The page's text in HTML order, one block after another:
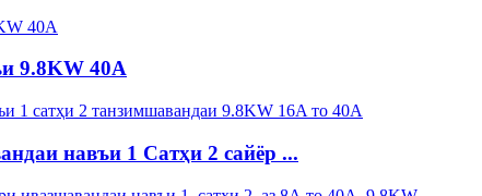
9.8KW 40A
навъи 1 Сатҳи 2 сайёр ...